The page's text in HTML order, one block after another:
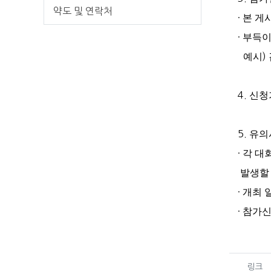
· 본 게
· 부득
예시 )
4. 신청
5. 유의
· 각 대
발생
· 개최
· 참가
관련
링크
약도 및 연락처